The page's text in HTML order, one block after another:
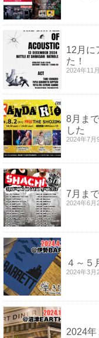
12月に
た！
2024年11
8月ま
した
2024年7月
7月ま
2024年6月
４～５
2024年3月
2024年